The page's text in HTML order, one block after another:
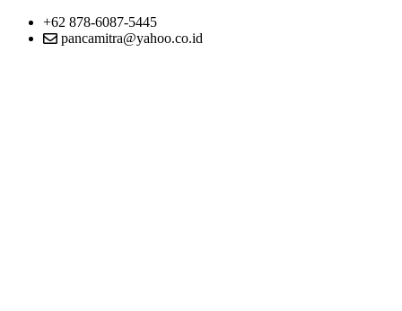
+62 878-6087-5445
pancamitra@yahoo.co.id